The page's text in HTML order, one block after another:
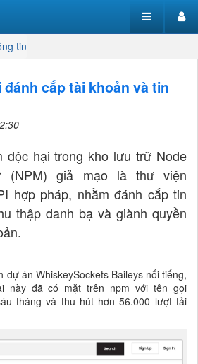
tin
đánh cắp tài khoản và tin
độc hại trong kho lưu trữ Node
(NPM) giả mạo là thư viện
hợp pháp, nhằm đánh cắp tin
thập danh bạ và giành quyền
án WhiskeySockets Baileys nổi tiếng,
này đã có mặt trên npm với tên gọi
tháng và thu hút hơn 56.000 lượt tải